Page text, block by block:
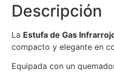
Descripción
La Estufa de Gas
compacto y elegante en
Equipada con un